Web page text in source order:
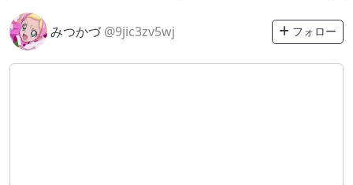
みつかづ @9jic3zv5wj フォロー